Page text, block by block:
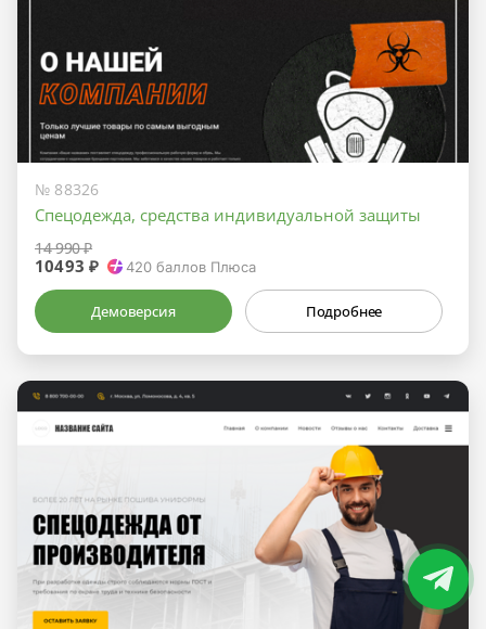
№ 88326
Спецодежда, средства индивидуальной защиты
14 990 ₽
10493 ₽ 420 баллов Плюса
Демоверсия Подробнее